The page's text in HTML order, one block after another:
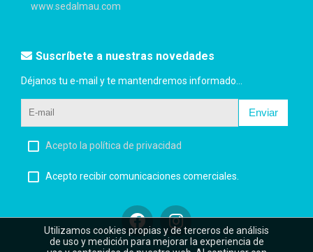
www.sedalmau.com
Suscríbete a nuestras novedades
Déjanos tu e-mail y te mantendremos informado...
Enviar
Acepto la política de privacidad
Acepto recibir comunicaciones comerciales.
Utilizamos cookies propias y de terceros de análisis
de uso y medición para mejorar la experiencia de